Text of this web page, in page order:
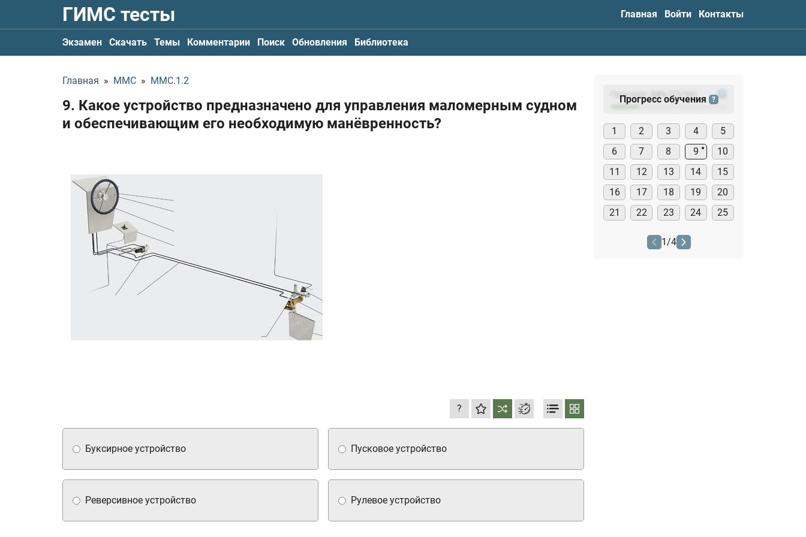
ГИМС тесты Главная Войти Контакты
Экзамен Скачать Темы Комментарии Поиск Обновления Библиотека
Главная » ММС » ММС.1.2
9. Какое устройство предназначено для управления маломерным судном
и обеспечивающим его необходимую манёвренность?
?
Рулевое устройство
Буксирное устройство Пусковое устройство
Реверсивное устройство
Прогресс: (23
Прогресс обучения ?
1 2 3 4
5
6
7 8 9
10
11
12 13 14
15
16
17 18 19
20
21
22 23 24 25
1/4